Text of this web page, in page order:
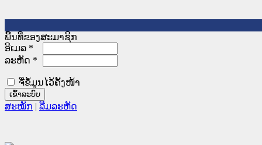
ພື້ນທີ່ຂອງສະມາຊິກ
ອີເມລ *
ລະຫັດ *
ຈື່ຂໍ້ມູນໄວ້ຄັ້ງໜ້າ
ສະໝັກ | ລືມລະຫັດ